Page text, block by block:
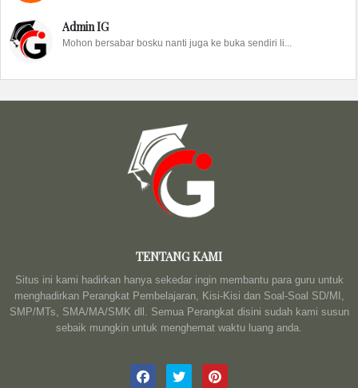
Admin IG
Mohon bersabar bosku nanti juga ke buka sendiri li...
TENTANG KAMI
Situs ini kami hadirkan hanya sekedar ingin membantu para guru untuk
menghadirkan Perangkat Pembelajaran, Kisi-Kisi dan Soal-Soal SD/MI,
SMP/MTs, SMA/MA/SMK dll. Semua Perangkat disini sudah kami susun
sebaik mungkin untuk menghemat waktu luang anda.